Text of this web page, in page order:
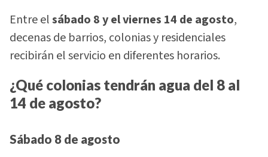
Entre elsábado 8 y el viernes 14 de agosto,
decenas de barrios, colonias y residenciales
recibirán el servicio en diferentes horarios.
¿Qué colonias tendrán agua del 8 al
14 de agosto?
Sábado 8 de agosto